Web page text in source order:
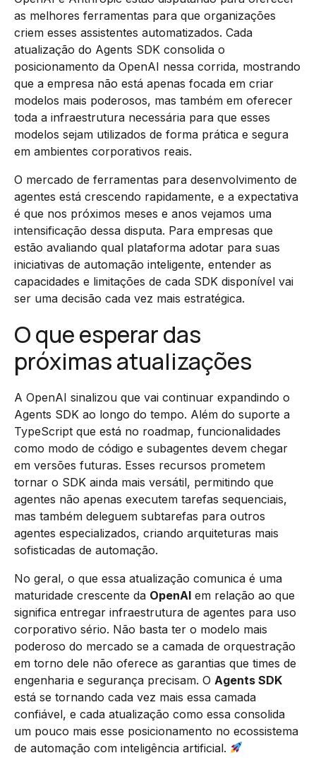
as melhores ferramentas para que organizações
criem esses assistentes automatizados. Cada
atualização do Agents SDK consolida o
posicionamento da OpenAI nessa corrida, mostrando
que a empresa não está apenas focada em criar
modelos mais poderosos, mas também em oferecer
toda a infraestrutura necessária para que esses
modelos sejam utilizados de forma prática e segura
em ambientes corporativos reais.
O mercado de ferramentas para desenvolvimento de
agentes está crescendo rapidamente, e a expectativa
é que nos próximos meses e anos vejamos uma
intensificação dessa disputa. Para empresas que
estão avaliando qual plataforma adotar para suas
iniciativas de automação inteligente, entender as
capacidades e limitações de cada SDK disponível vai
ser uma decisão cada vez mais estratégica.
O que esperar das
próximas atualizações
A OpenAI sinalizou que vai continuar expandindo o
Agents SDK ao longo do tempo. Além do suporte a
TypeScript que está no roadmap, funcionalidades
como modo de código e subagentes devem chegar
em versões futuras. Esses recursos prometem
tornar o SDK ainda mais versátil, permitindo que
agentes não apenas executem tarefas sequenciais,
mas também deleguem subtarefas para outros
agentes especializados, criando arquiteturas mais
sofisticadas de automação.
No geral, o que essa atualização comunica é uma
maturidade crescente da OpenAI em relação ao que
significa entregar infraestrutura de agentes para uso
corporativo sério. Não basta ter o modelo mais
poderoso do mercado se a camada de orquestração
em torno dele não oferece as garantias que times de
engenharia e segurança precisam. O Agents SDK
está se tornando cada vez mais essa camada
confiável, e cada atualização como essa consolida
um pouco mais esse posicionamento no ecossistema
de automação com inteligência artificial.